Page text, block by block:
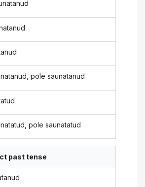
pole saunatanud
pole saunatatud
past tense